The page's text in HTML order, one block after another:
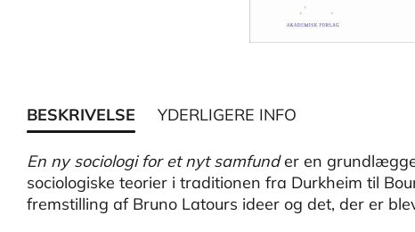
BESKRIVELSE YDERLIGERE INFO
En ny sociologi for et nyt samfunder en
sociologiske teorier i traditionen fra Durkheim til
fremstilling af Bruno Latours ideer og det, der er